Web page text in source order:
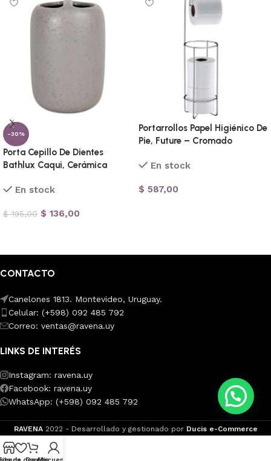
-30%
Porta Cepillo De Dientes
Bathlux Caqui, Cerámica
En stock
$195,00 $ 136,00
Portarrollos Papel Higiénico De
Pie, Future – Cromado
En stock
$ 587,00
CONTACTO
Canelones 1813. Montevideo, Uruguay.
Celular: (+598) 092 485 792
Correo: ventas@ravena.uy
LINKS DE INTERÉS
Instagram: ravena.uy
Facebook: ravena.uy
WhatsApp: (+598) 092 485 792
RAVENA 2022 - Desarrollado y gestionado por Ducis e-Commerce